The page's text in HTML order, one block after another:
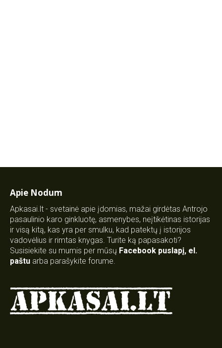
Apie Nodum
Apkasai.lt - svetainė apie įdomias, mažai girdėtas Antrojo
pasaulinio karo ginkluotę, asmenybes, neįtikėtinas istorijas
ir visą kitą, kas yra per smulku, kad patektų į istorijos
vadovėlius ir rimtas knygas. Turite ką papasakoti?
Susisiekite su mumis per mūsų Facebook puslapį, el.
paštu arba parašykite forume.